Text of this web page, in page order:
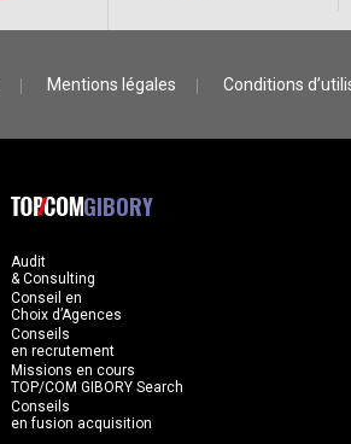
Mentions légales Conditions
GIBORY
Audit
& Consulting
Conseil en
Choix d’Agences
Conseils
en recrutement
Missions en cours
TOP/COM GIBORY Search
Conseils
en fusion acquisition